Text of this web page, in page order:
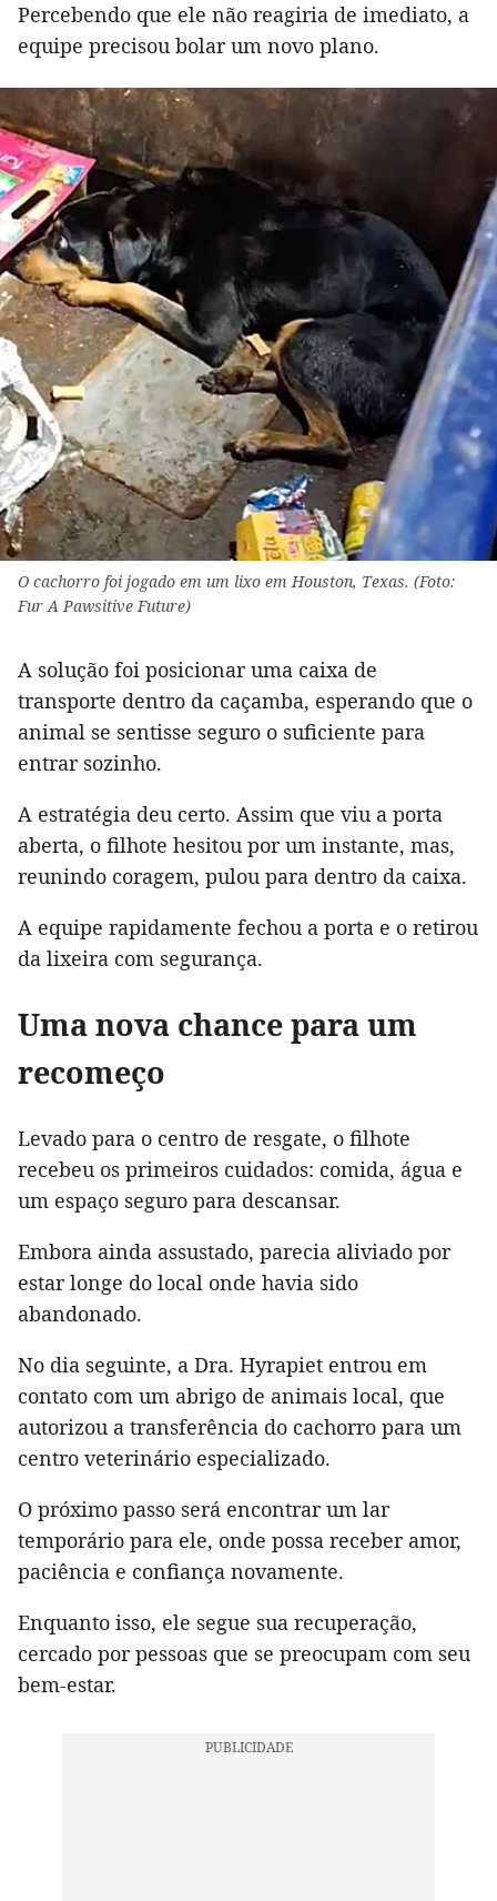
Percebendo que ele não reagiria de imediato, a
equipe precisou bolar um novo plano.
O cachorro foi jogado em um lixo em Houston, Texas. (Foto:
Fur A Pawsitive Future)
A solução foi posicionar uma caixa de
transporte dentro da caçamba, esperando que o
animal se sentisse seguro o suficiente para
entrar sozinho.
A estratégia deu certo. Assim que viu a porta
aberta, o filhote hesitou por um instante, mas,
reunindo coragem, pulou para dentro da caixa.
A equipe rapidamente fechou a porta e o retirou
da lixeira com segurança.
Uma nova chance para um
recomeço
Levado para o centro de resgate, o filhote
recebeu os primeiros cuidados: comida, água e
um espaço seguro para descansar.
Embora ainda assustado, parecia aliviado por
estar longe do local onde havia sido
abandonado.
No dia seguinte, a Dra. Hyrapiet entrou em
contato com um abrigo de animais local, que
autorizou a transferência do cachorro para um
centro veterinário especializado.
O próximo passo será encontrar um lar
temporário para ele, onde possa receber amor,
paciência e confiança novamente.
Enquanto isso, ele segue sua recuperação,
cercado por pessoas que se preocupam com seu
bem-estar.